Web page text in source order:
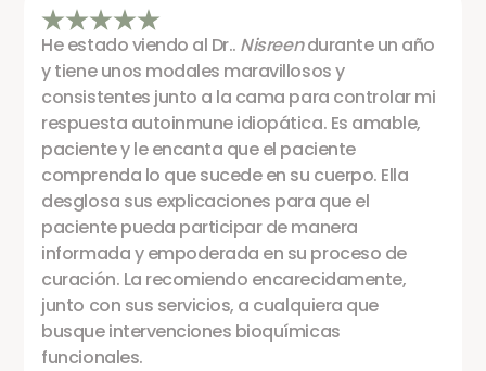
He estado viendo al Dr.. Nisreendurante un año
y tiene unos modales maravillosos y
consistentes junto a la cama para controlar mi
respuesta autoinmune idiopática. Es amable,
paciente y le encanta que el paciente
comprenda lo que sucede en su cuerpo. Ella
desglosa sus explicaciones para que el
paciente pueda participar de manera
informada y empoderada en su proceso de
curación. La recomiendo encarecidamente,
junto con sus servicios, a cualquiera que
busque intervenciones bioquímicas
funcionales.